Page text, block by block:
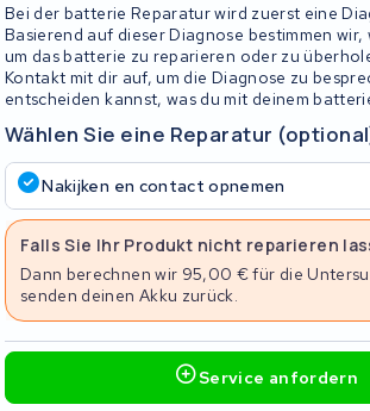
Bei der batterie Reparatur wird zuerst eine
Basierend auf dieser Diagnose bestimmen
um das batterie zu reparieren oder zu
Kontakt mit dir auf, um die Diagnose zu
entscheiden kannst, was du mit deinem
Wählen Sie eine Reparatur
Nakijken en contact opnemen
Falls Sie Ihr Produkt nicht reparieren
Dann berechnen wir 95,00 € für die
senden deinen Akku zurück.
Service anfordern